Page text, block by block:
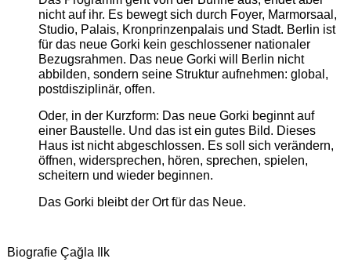
nicht auf ihr. Es bewegt sich durch Foyer, Marmorsaal,
Studio, Palais, Kronprinzenpalais und Stadt. Berlin ist
für das neue Gorki kein geschlossener nationaler
Bezugsrahmen. Das neue Gorki will Berlin nicht
abbilden, sondern seine Struktur aufnehmen: global,
postdisziplinär, offen.
Oder, in der Kurzform: Das neue Gorki beginnt auf
einer Baustelle. Und das ist ein gutes Bild. Dieses
Haus ist nicht abgeschlossen. Es soll sich verändern,
öffnen, widersprechen, hören, sprechen, spielen,
scheitern und wieder beginnen.
Das Gorki bleibt der Ort für das Neue.
Biografie Çağla Ilk